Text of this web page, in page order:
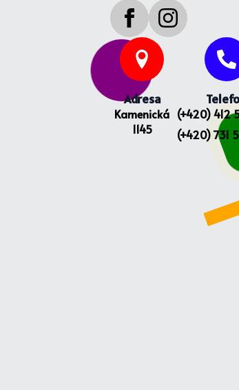
Adresa
Kamenická
1145
(+420) 412
(+420) 731